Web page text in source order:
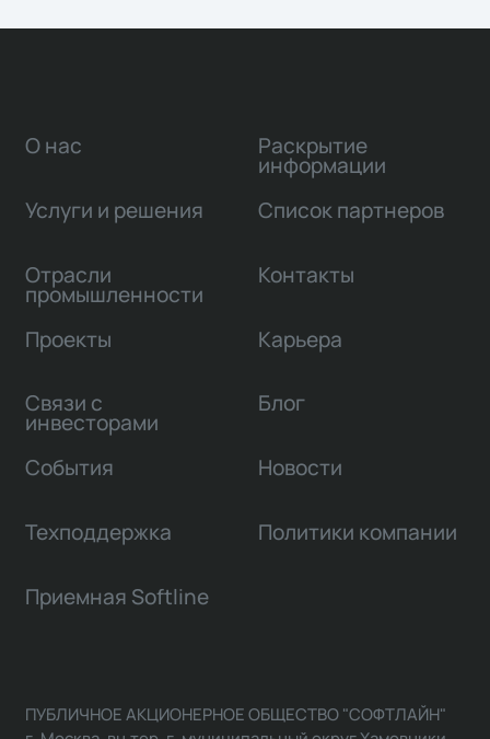
О нас
Услуги и решения
Отрасли
промышленности
Проекты
Связи с
инвесторами
Раскрытие
информации
Список партнеров
Контакты
Карьера
Блог
События Новости
Техподдержка Политики компании
Приемная Softline
ПУБЛИЧНОЕ АКЦИОНЕРНОЕ ОБЩЕСТВО "СОФТЛАЙН"